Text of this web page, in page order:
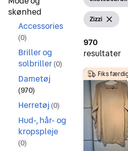
skønhed
Accessories
(0)
Briller og
solbriller(0)
Dametøj
(970)
Herretøj (0)
Hud-, hår- og
kropspleje
(0)
Vis filter
Vis filter
Zizzi Fjern
970
resultater
970Fiks